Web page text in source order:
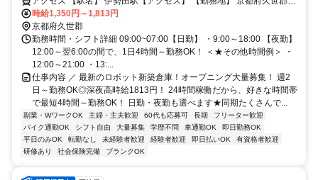
OK◎幅広い年代の男女スタッフ活躍中！
御山町市田新珠城 【アクセス】 ・近鉄京都線「伊勢田駅」より42分
・近鉄京都線「大久保駅」より46分 ・近鉄京都線「小倉駅」より47
分 ※車・バイク・自転車通勤OK！
時給1,350円～1,813円
京都府久世郡
勤務時間・シフト詳細 09:00~07:00【日勤】 ・9:00～18:00 【夜勤】
12:00～翌6:00の間で、1日4時間～勤務OK！ ＜★その他時間例＞ ・
12:00～21:00 ・13:...
仕事内容 ／ 最新のロボット新築倉庫！オープニング大量募集！ 週2
日～勤務OK◎深夜高時給1813円！ 24時間稼働だから、好きな時間帯
で最短4時間～勤務OK！ 日勤・夜勤も選べます★同期たくさんで...
副業・WワークOK 主婦・主夫歓迎 60代も応募可 長期
フリーター歓迎
バイク通勤OK
シフト自由 大量募集 学歴不問 車通勤OK
即日勤務OK
平日のみOK
転勤なし 未経験者歓迎 経験者歓迎 即日払いOK
有資格者歓迎
研修あり
社会保険完備 ブランクOK